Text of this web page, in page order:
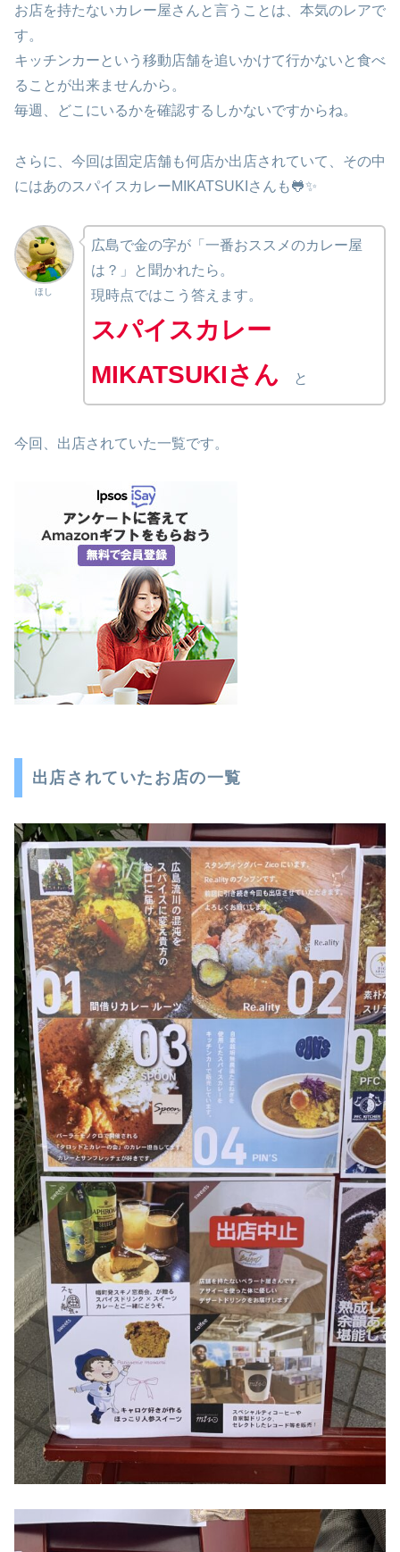
お店を持たないカレー屋さんと言うことは、本気のレアで
す。
キッチンカーという移動店舗を追いかけて行かないと食べ
ることが出来ませんから。
毎週、どこにいるかを確認するしかないですからね。
さらに、今回は固定店舗も何店か出店されていて、その中
にはあのスパイスカレーMIKATSUKIさんも🐸✨
ほし
広島で金の字が「一番おススメのカレー屋
は？」と聞かれたら。
現時点ではこう答えます。
スパイスカレー
MIKATSUKIさん と
今回、出店されていた一覧です。
出店されていたお店の一覧